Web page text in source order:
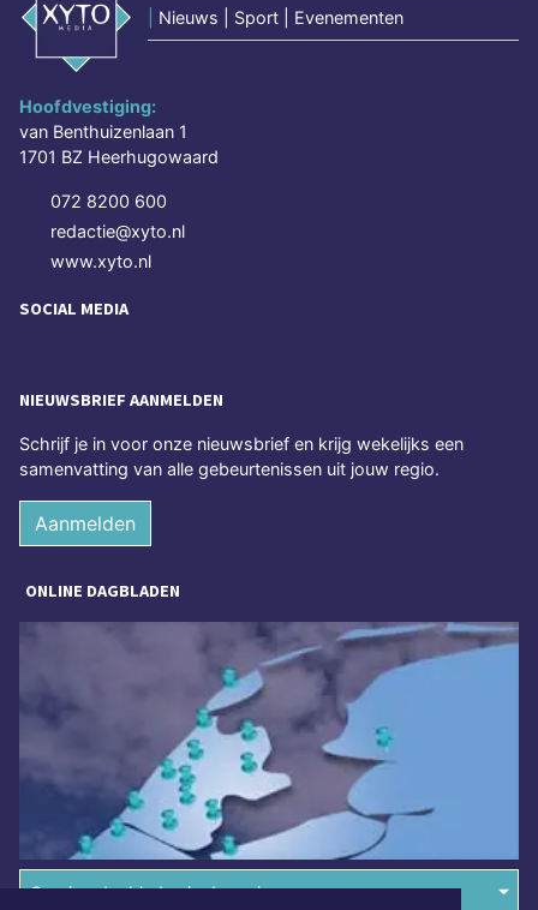
Nieuws | Sport | Evenementen
Hoofdvestiging:
van Benthuizenlaan 1
1701 BZ Heerhugowaard
072 8200 600
redactie@xyto.nl
www.xyto.nl
SOCIAL MEDIA
NIEUWSBRIEF AANMELDEN
Schrijf je in voor onze nieuwsbrief en krijg wekelijks een
samenvatting van alle gebeurtenissen uit jouw regio.
Aanmelden
ONLINE DAGBLADEN
Overige dagbladen in de regio